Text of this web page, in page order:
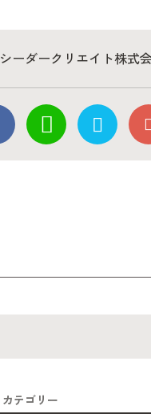
シーダークリエイト株式
カテゴリー